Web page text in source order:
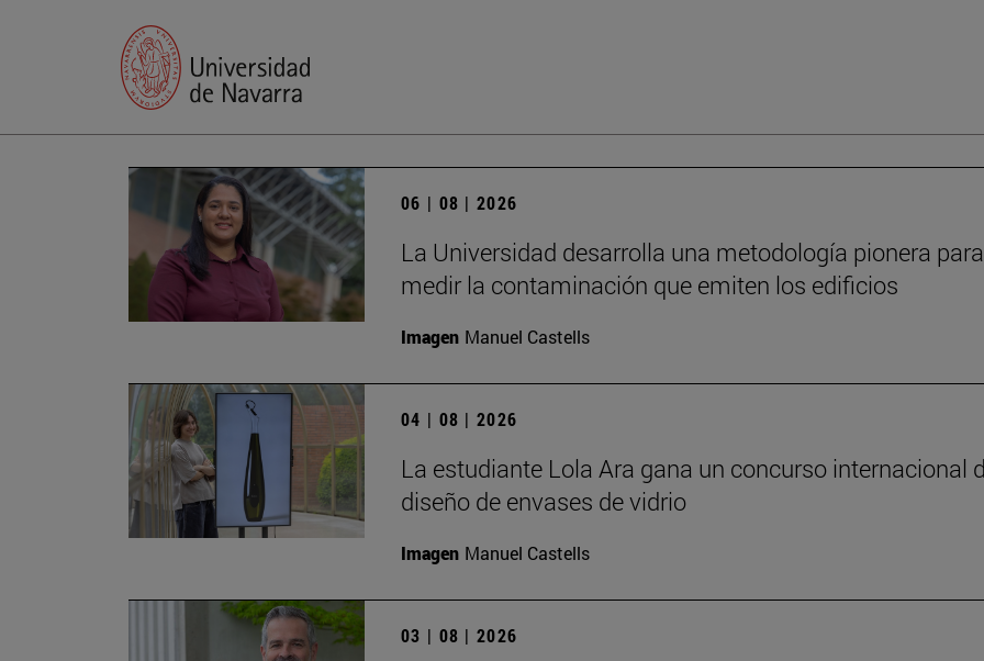
06 | 08 | 2026
La Universidad desarrolla una metodología pionera para
medir la contaminación que emiten los edificios
Imagen Manuel Castells
04 | 08 | 2026
La estudiante Lola Ara gana un concurso internacional
diseño de envases de vidrio
Imagen Manuel Castells
03 | 08 | 2026